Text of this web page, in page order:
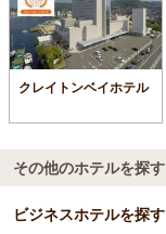
クレイトンベイホテル
その他のホテルを探す
ビジネスホテルを探す